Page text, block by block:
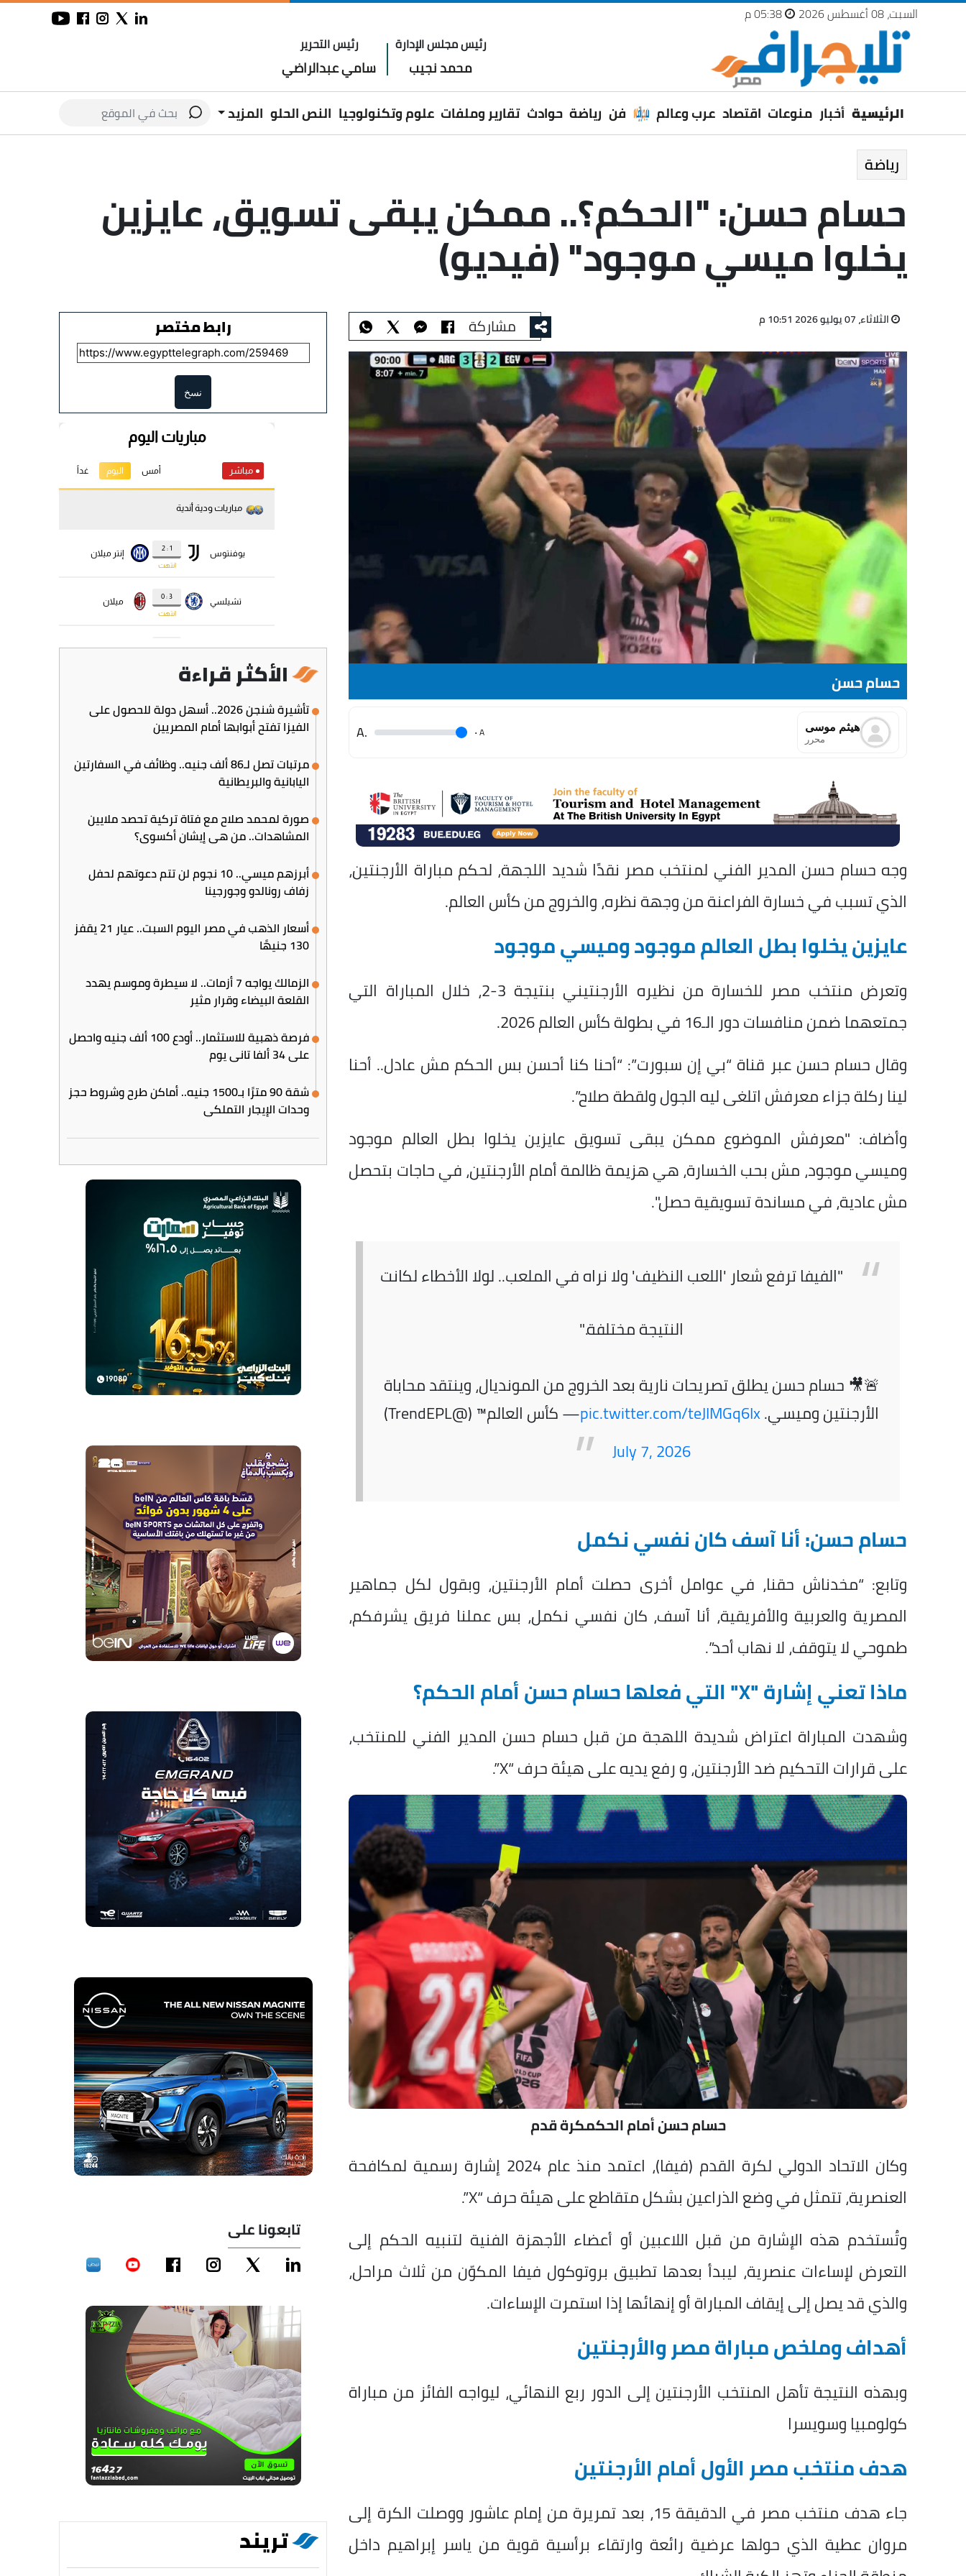
السبت، 08 أغسطس 2026
05:38 م
رئيس مجلس الإدارة
محمد نجيب
رئيس التحرير
سامي عبدالراضي
الرئيسية أخبار منوعات اقتصاد عرب وعالم فن رياضة حوادث تقارير وملفات علوم وتكنولوجيا النص الحلو المزيد
رياضة
حسام حسن: "الحكم؟.. ممكن يبقى تسويق، عايزين
يخلوا ميسي موجود" (فيديو)
الثلاثاء، 07 يوليو 2026 10:51 م مشاركة
حسام حسن
هيثم موسى
محرر A
.
.A
وجه حسام حسن المدير الفني لمنتخب مصر نقدًا شديد اللجهة، لحكم مباراة الأرجنتين،
الذي تسبب في خسارة الفراعنة من وجهة نظره، والخروج من كأس العالم.
عايزين يخلوا بطل العالم موجود وميسي موجود
وتعرض منتخب مصر للخسارة من نظيره الأرجنتيني بنتيجة 3-2، خلال المباراة التي
جمتعهما ضمن منافسات دور الـ16 في بطولة كأس العالم 2026.
وقال حسام حسن عبر قناة “بي إن سبورت”: “أحنا كنا أحسن بس الحكم مش عادل.. أحنا
لينا ركلة جزاء معرفش اتلغى ليه الجول ولقطة صلاح”.
وأضاف: "معرفش الموضوع ممكن يبقى تسويق عايزين يخلوا بطل العالم موجود
وميسي موجود، مش بحب الخسارة، هي هزيمة ظالمة أمام الأرجنتين، في حاجات بتحصل
مش عادية، في مساندة تسويقية حصل".
"الفيفا ترفع شعار 'اللعب النظيف' ولا نراه في الملعب.. لولا الأخطاء لكانت
النتيجة مختلفة."
🚨🎥 حسام حسن يطلق تصريحات نارية بعد الخروج من المونديال، وينتقد محاباة
الأرجنتين وميسي.pic.twitter.com/teJIMGq6Ix— كأس العالم™ (@TrendEPL)
July 7, 2026
حسام حسن: أنا آسف كان نفسي نكمل
وتابع: “مخدناش حقنا، في عوامل أخرى حصلت أمام الأرجنتين، وبقول لكل جماهير
المصرية والعربية والأفريقية، أنا آسف، كان نفسي نكمل، بس عملنا فريق يشرفكم،
طموحي لا يتوقف، لا نهاب أحد”.
ماذا تعني إشارة "X" التي فعلها حسام حسن أمام الحكم؟
وشهدت المباراة اعتراض شديدة اللهجة من قبل حسام حسن المدير الفني للمنتخب،
على قرارات التحكيم ضد الأرجنتين، و رفع يديه على هيئة حرف “X”.
حسام حسن أمام الحكمكرة قدم
وكان الاتحاد الدولي لكرة القدم (فيفا)، اعتمد منذ عام 2024 إشارة رسمية لمكافحة
العنصرية، تتمثل في وضع الذراعين بشكل متقاطع على هيئة حرف “X”.
وتُستخدم هذه الإشارة من قبل اللاعبين أو أعضاء الأجهزة الفنية لتنبيه الحكم إلى
التعرض لإساءات عنصرية، ليبدأ بعدها تطبيق بروتوكول فيفا المكوّن من ثلاث مراحل،
والذي قد يصل إلى إيقاف المباراة أو إنهائها إذا استمرت الإساءات.
أهداف وملخص مباراة مصر والأرجنتين
وبهذه النتيجة تأهل المنتخب الأرجنتين إلى الدور ربع النهائي، ليواجه الفائز من مباراة
كولومبيا وسويسرا
هدف منتخب مصر الأول أمام الأرجنتين
جاء هدف منتخب مصر في الدقيقة 15، بعد تمريرة من إمام عاشور ووصلت الكرة إلى
مروان عطية الذي حولها عرضية رائعة وارتقاء برأسية قوية من ياسر إبراهيم داخل
رابط مختصر
نسخ
الأكثر قراءة
تأشيرة شنجن 2026.. أسهل دولة للحصول على
الفيزا تفتح أبوابها أمام المصريين
مرتبات تصل لـ86 ألف جنيه.. وظائف في السفارتين
اليابانية والبريطانية
صورة لمحمد صلاح مع فتاة تركية تحصد ملايين
المشاهدات.. من هي إيشان أكسوي؟
أبرزهم ميسي.. 10 نجوم لن تتم دعوتهم لحفل
زفاف رونالدو وجورجينا
أسعار الذهب في مصر اليوم السبت.. عيار 21 يقفز
130 جنيهًا
الزمالك يواجه 7 أزمات.. لا سيطرة وموسم يهدد
القلعة البيضاء وقرار مثير
فرصة ذهبية للاستثمار.. أودع 100 ألف جنيه واحصل
على 34 ألفا تاني يوم
شقة 90 مترًا بـ1500 جنيه.. أماكن طرح وشروط حجز
وحدات الإيجار التملكي
تابعونا على
تريند